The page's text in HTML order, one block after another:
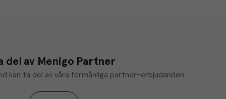
del av Menigo Partner
kan ta del av våra förmånliga partner-erbjudanden